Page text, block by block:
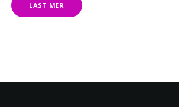
LAST MER